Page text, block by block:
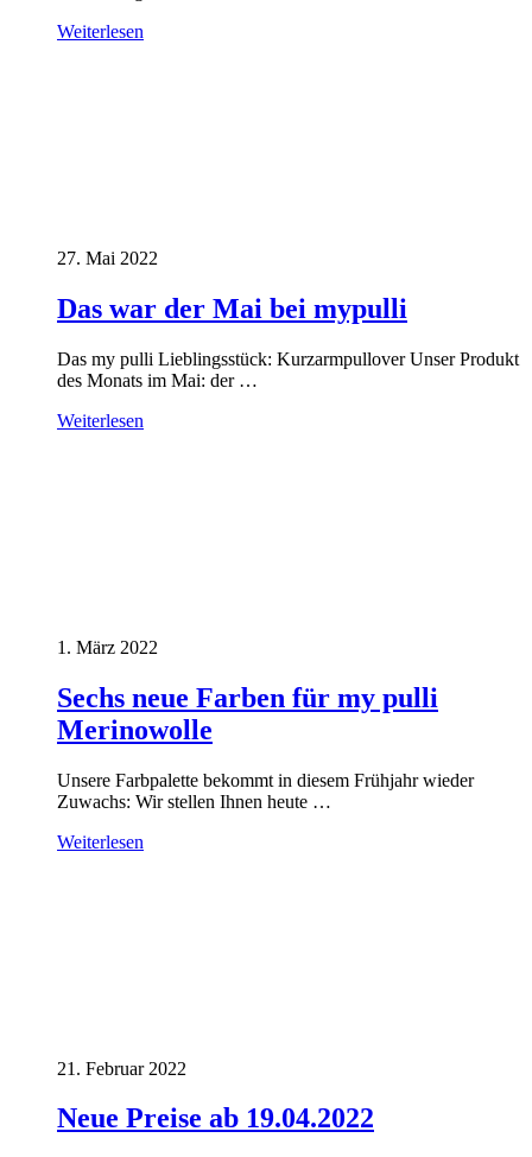
Weiterlesen
27. Mai 2022
Das war der Mai bei mypulli
Das my pulli Lieblingsstück: Kurzarmpullover Unser Produkt
des Monats im Mai: der …
Weiterlesen
1. März 2022
Sechs neue Farben für my pulli
Merinowolle
Unsere Farbpalette bekommt in diesem Frühjahr wieder
Zuwachs: Wir stellen Ihnen heute …
Weiterlesen
21. Februar 2022
Neue Preise ab 19.04.2022